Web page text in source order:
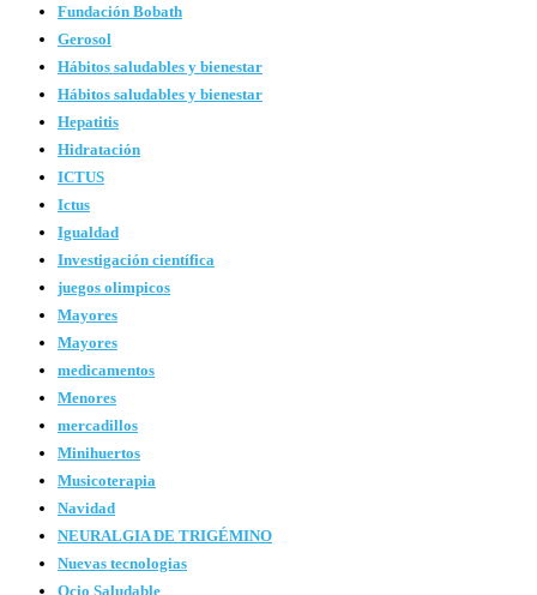
Fundación Bobath
Gerosol
Hábitos saludables y bienestar
Hábitos saludables y bienestar
Hepatitis
Hidratación
ICTUS
Ictus
Igualdad
Investigación científica
juegos olimpicos
Mayores
Mayores
medicamentos
Menores
mercadillos
Minihuertos
Musicoterapia
Navidad
NEURALGIA DE TRIGÉMINO
Nuevas tecnologias
Ocio Saludable